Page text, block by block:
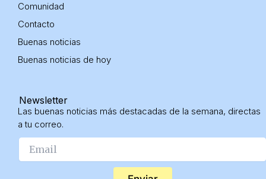
Comunidad
Contacto
Buenas noticias
Buenas noticias de hoy
Newsletter
Las buenas noticias más destacadas de la semana, directas
a tu correo.